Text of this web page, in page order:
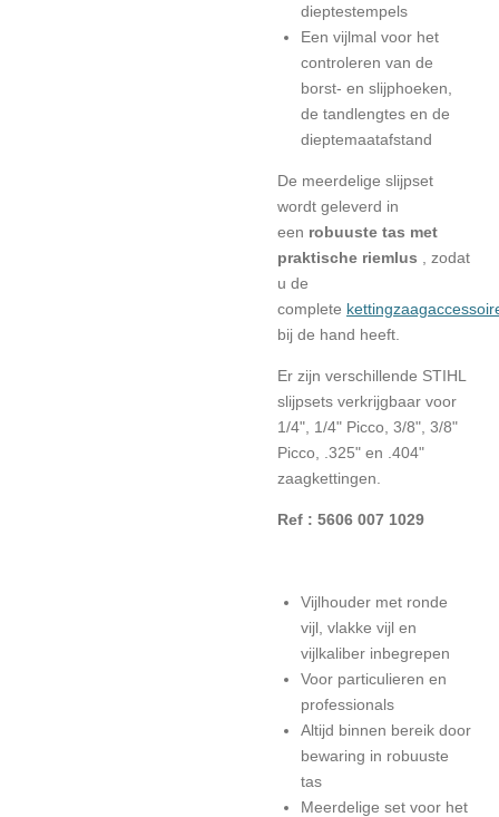
dieptestempels
Een vijlmal voor het
controleren van de
borst- en slijphoeken,
de tandlengtes en de
dieptemaatafstand
De meerdelige slijpset
wordt geleverd in
een robuuste tas met
praktische riemlus
, zodat
u de
complete
bij de hand heeft.
Er zijn verschillende STIHL
slijpsets verkrijgbaar voor
1/4", 1/4" Picco, 3/8", 3/8"
Picco, .325" en .404"
zaagkettingen.
Ref : 5606 007 1029
Vijlhouder met ronde
vijl, vlakke vijl en
vijlkaliber inbegrepen
Voor particulieren en
professionals
Altijd binnen bereik door
bewaring in robuuste
tas
Meerdelige set voor het